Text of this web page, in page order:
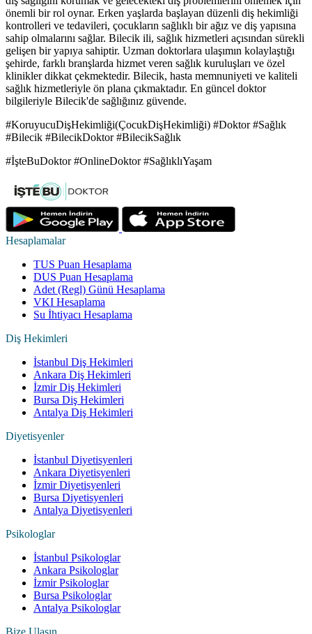
önemli bir rol oynar. Erken yaşlarda başlayan düzenli diş hekimliği
kontrolleri ve tedavileri, çocukların sağlıklı bir ağız ve diş yapısına
sahip olmalarını sağlar. Bilecik ili, sağlık hizmetleri açısından sürekli
gelişen bir yapıya sahiptir. Uzman doktorlara ulaşımın kolaylaştığı
şehirde, farklı branşlarda hizmet veren sağlık kuruluşları ve özel
klinikler dikkat çekmektedir. Bilecik, hasta memnuniyeti ve kaliteli
sağlık hizmetleriyle ön plana çıkmaktadır. En güncel doktor
bilgileriyle Bilecik'de sağlığınız güvende.
#KoruyucuDişHekimliği(ÇocukDişHekimliği) #Doktor #Sağlık
#Bilecik #BilecikDoktor #BilecikSağlık
#İşteBuDoktor #OnlineDoktor #SağlıklıYaşam
Hesaplamalar
TUS Puan Hesaplama
DUS Puan Hesaplama
Adet (Regl) Günü Hesaplama
VKI Hesaplama
Su İhtiyacı Hesaplama
Diş Hekimleri
İstanbul Diş Hekimleri
Ankara Diş Hekimleri
İzmir Diş Hekimleri
Bursa Diş Hekimleri
Antalya Diş Hekimleri
Diyetisyenler
İstanbul Diyetisyenleri
Ankara Diyetisyenleri
İzmir Diyetisyenleri
Bursa Diyetisyenleri
Antalya Diyetisyenleri
Psikologlar
İstanbul Psikologlar
Ankara Psikologlar
İzmir Psikologlar
Bursa Psikologlar
Antalya Psikologlar